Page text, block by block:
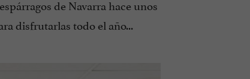
de Navarra hace unos
disfrutarlas todo el año...